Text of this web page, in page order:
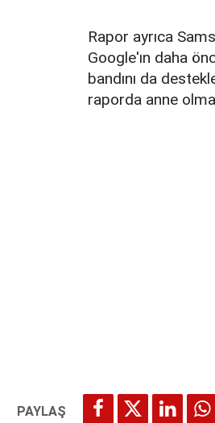
Rapor ayrıca
Google'ın daha
bandını da
raporda anne